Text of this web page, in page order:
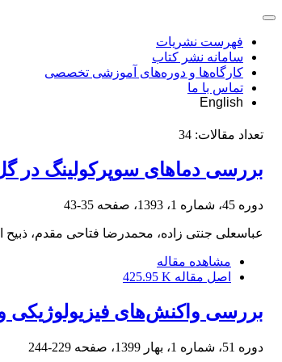
فهرست نشریات
سامانه نشر کتاب
کارگاه‌ها و دوره‌های آموزشی تخصصی
تماس با ما
English
تعداد مقالات: 34
بررسی دماهای سوپرکولینگ در
دوره 45، شماره 1، 1393، صفحه 35-43
عباسعلی جنتی زاده، محمدرضا فتاحی مقدم، ذبیح
مشاهده مقاله
اصل مقاله 425.95 K
بررسی واکنش‌های فیزیولوژیکی
دوره 51، شماره 1، بهار 1399، صفحه 229-244